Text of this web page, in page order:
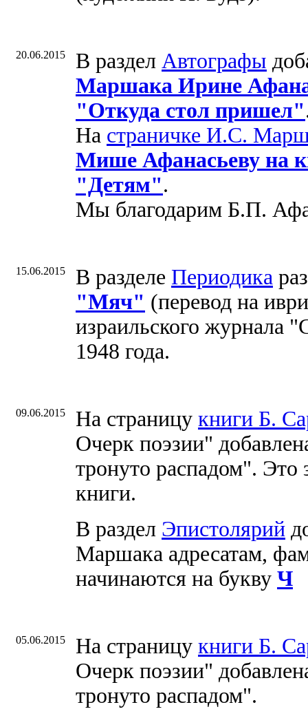
20.06.2015 В раздел Автографы
Маршака Ирине
"Откуда стол пришел"
На страничке И.С.
Мише Афанасьеву на
"Детям".
Мы благодарим Б.П.
15.06.2015 В разделе Периодика
"Мяч" (перевод на
израильского журнала
1948 года.
09.06.2015 На страницу книги Б.
Очерк поэзии"
тронуто распадом". Это
книги.
В раздел Эпистолярий
Маршака адресатам,
начинаются на букву Ч
05.06.2015 На страницу книги Б.
Очерк поэзии"
тронуто распадом".